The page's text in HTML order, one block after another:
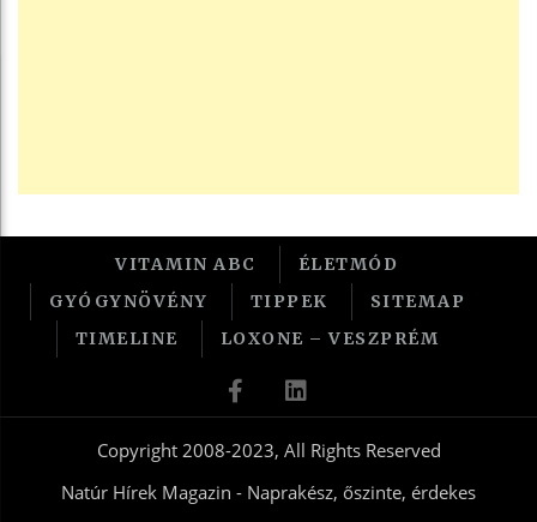
VITAMIN ABC
ÉLETMÓD
GYÓGYNÖVÉNY
TIPPEK
SITEMAP
TIMELINE
LOXONE – VESZPRÉM
Copyright 2008-2023, All Rights Reserved
Natúr Hírek Magazin - Naprakész, őszinte, érdekes